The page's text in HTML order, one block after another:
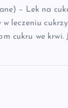
– Lek na
leczeniu
cukru we krwi.